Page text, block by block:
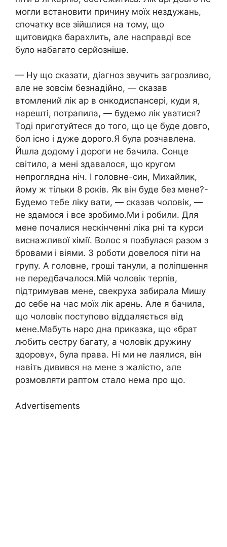
могли встановити причину моїх нездужань,
спочатку все зійшлися на тому, що
щитовидка барахлить, але насправді все
було набагато серйозніше.
— Ну що сказати, діагноз звучить загрозливо,
але не зовсім безнадійно, — сказав
втомлений лік ар в онкодиспансері, куди я,
нарешті, потрапила, — будемо лік уватися?
Тоді приготуйтеся до того, що це буде довго,
бол існо і дуже дорого.Я була розчавлена.
Йшла додому і дороги не бачила. Сонце
світило, а мені здавалося, що кругом
непроглядна ніч. І головне-син, Михайлик,
йому ж тільки 8 років. Як він буде без мене?-
Будемо тебе ліку вати, — сказав чоловік, —
не здамося і все зробимо.Ми і робили. Для
мене почалися нескінченні ліка рні та курси
виснажливої хімії. Волос я позбулася разом з
бровами і віями. З роботи довелося піти на
групу. А головне, гроші танули, а поліпшення
не передбачалося.Мій чоловік терпів,
підтримував мене, свекруха забирала Мишу
до себе на час моїх лік арень. Але я бачила,
що чоловік поступово віддаляється від
мене.Мабуть наро дна приказка, що «брат
любить сестру багату, а чоловік дружину
здорову», була права. Ні ми не лаялися, він
навіть дивився на мене з жалістю, але
розмовляти раптом стало нема про що.
Advertisements